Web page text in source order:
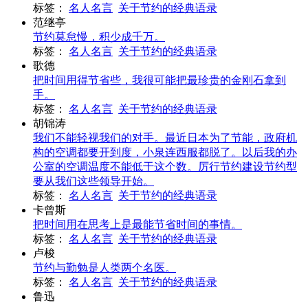
标签：
名人名言 关于节约的经典语录
范继亭
节约莫怠慢，积少成千万。
标签：
名人名言 关于节约的经典语录
歌德
把时间用得节省些，我很可能把最珍贵的金刚石拿到
手。
标签：
名人名言 关于节约的经典语录
胡锦涛
我们不能轻视我们的对手。最近日本为了节能，政府机
构的空调都要开到度，小泉连西服都脱了。以后我的办
公室的空调温度不能低于这个数。厉行节约建设节约型
要从我们这些领导开始。
标签：
名人名言 关于节约的经典语录
卡曾斯
把时间用在思考上是最能节省时间的事情。
标签：
名人名言 关于节约的经典语录
卢梭
节约与勤勉是人类两个名医。
标签：
名人名言 关于节约的经典语录
鲁迅